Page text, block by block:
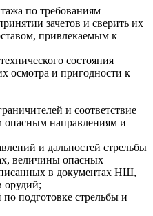
по требованиям
зачетов и сверить их
привлекаемым к
состояния
осмотра и пригодности к
и соответствие
опасным направлениям и
и дальностей стрельбы
величины опасных
в документах НШ,
орудий;
подготовке стрельбы и